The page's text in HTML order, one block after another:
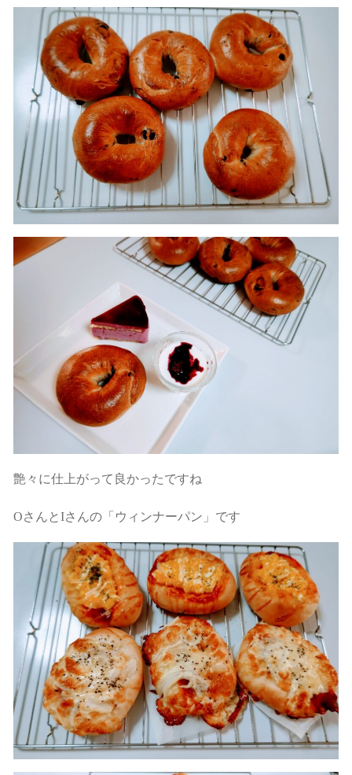
艶々に仕上がって良かったですね
OさんとIさんの「ウィンナーパン」です